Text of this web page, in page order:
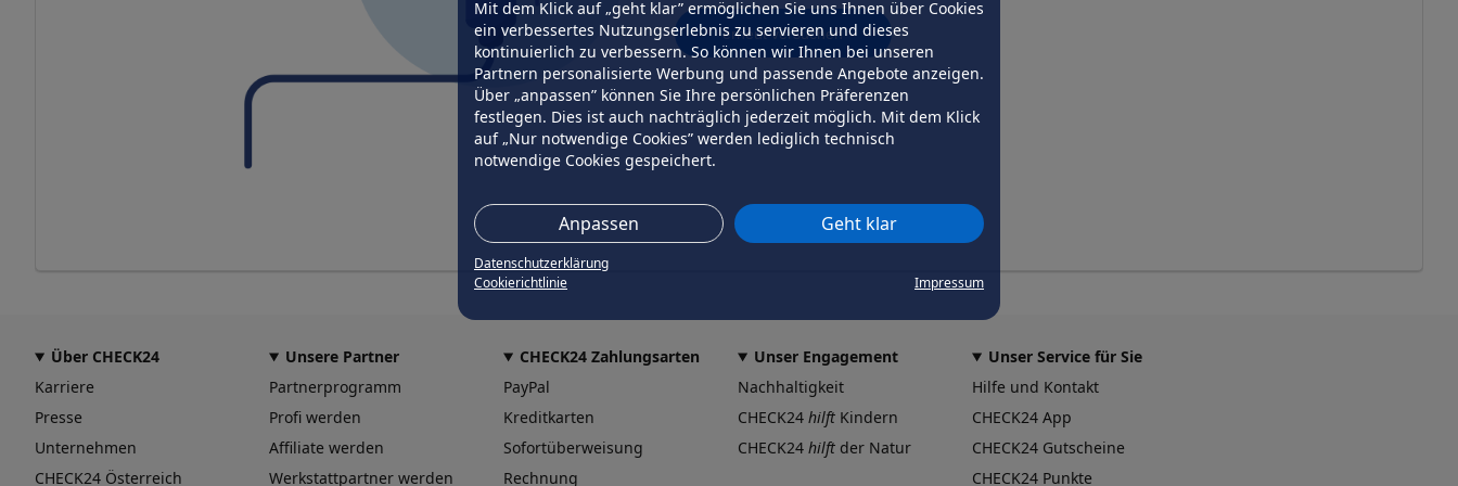
Mit dem Klick auf „geht klar” ermöglichen Sie uns Ihnen über Cookies
ein verbessertes Nutzungserlebnis zu servieren und dieses
kontinuierlich zu verbessern. So können wir Ihnen bei unseren
Partnern personalisierte Werbung und passende Angebote anzeigen.
Über „anpassen” können Sie Ihre persönlichen Präferenzen
festlegen. Dies ist auch nachträglich jederzeit möglich. Mit dem Klick
auf „Nur notwendige Cookies” werden lediglich technisch
notwendige Cookies gespeichert.
Anpassen Geht klar
Datenschutzerklärung
Cookierichtlinie
Impressum
erneut versuchen
Über CHECK24
Karriere
Presse
Unternehmen
CHECK24 Österreich
Unsere Partner
Partnerprogramm
Profi werden
Affiliate werden
Werkstattpartner werden
CHECK24 Zahlungsarten
PayPal
Kreditkarten
Sofortüberweisung
Rechnung
Unser Engagement
Nachhaltigkeit
CHECK24 hilft Kindern
CHECK24 hilft der Natur
Unser Service für Sie
Hilfe und Kontakt
CHECK24 App
CHECK24 Gutscheine
CHECK24 Punkte